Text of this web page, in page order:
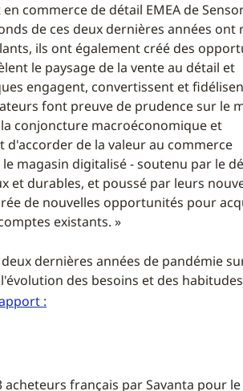
commerce de détail EMEA de
de ces deux dernières années ont
ils ont également créé des
le paysage de la vente au détail et
engagent, convertissent et
font preuve de prudence sur le
conjoncture macroéconomique et
de la valeur au commerce
magasin digitalisé - soutenu par le
et durables, et poussé par leurs
de nouvelles opportunités pour
existants. »
dernières années de pandémie
des besoins et des
:
français par Savanta pour